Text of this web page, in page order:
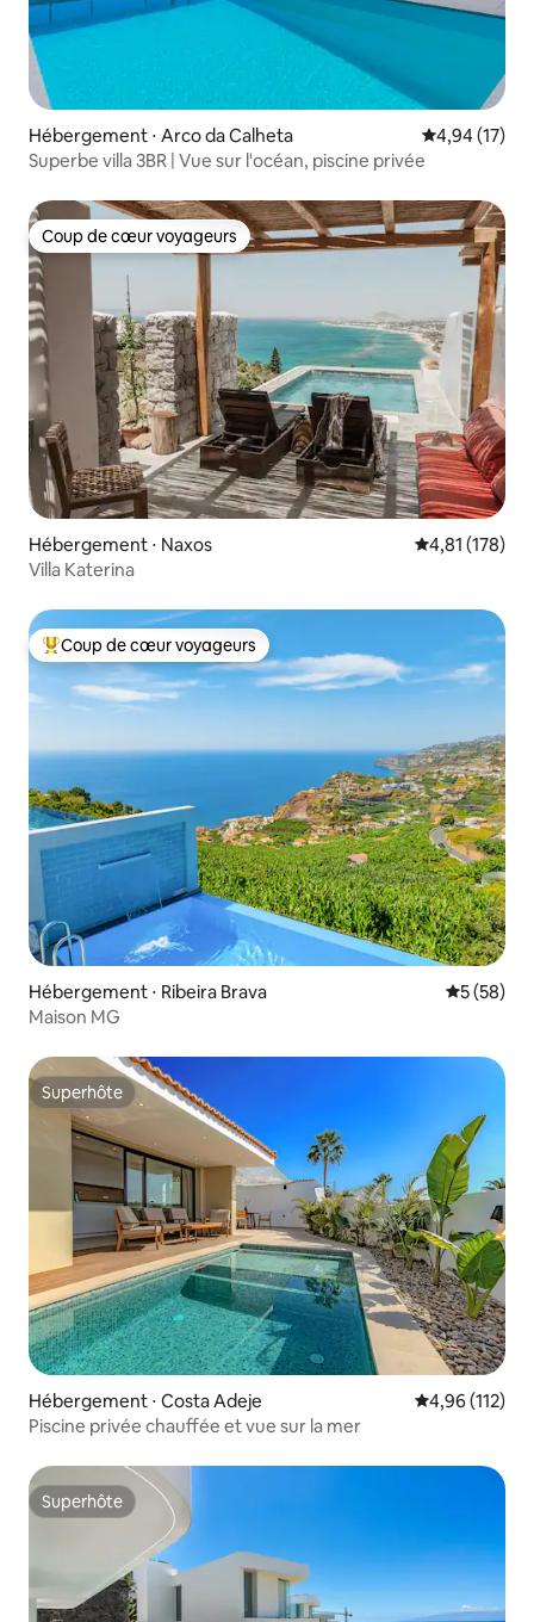
Hébergement ⋅ Arco da Calheta Évaluation
4,94 (17)
Superbe villa 3BR | Vue sur l'océan, piscine privée
Coup de cœur voyageurs
Coup de cœur voyageurs
Hébergement ⋅ Naxos Évaluation
4,81 (178)
Villa Katerina
Coups de cœur voyageurs les plus appréciés
Coup de cœur voyageurs
Hébergement ⋅ Ribeira Brava
5 (58)
Maison MG
Superhôte
Superhôte
Hébergement ⋅ Costa Adeje Évaluation
4,96 (112)
Piscine privée chauffée et vue sur la mer
Superhôte
Superhôte